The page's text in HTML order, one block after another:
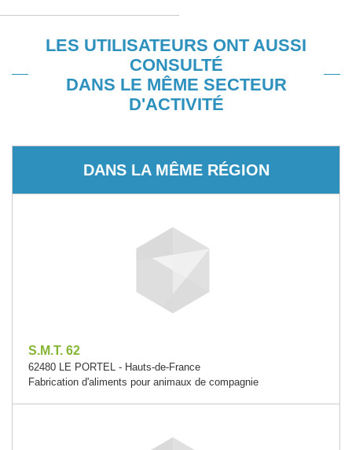
LES UTILISATEURS ONT AUSSI
CONSULTÉ
DANS LE MÊME SECTEUR
D'ACTIVITÉ
DANS LA MÊME RÉGION
S.M.T. 62
62480 LE PORTEL - Hauts-de-France
Fabrication d'aliments pour animaux de compagnie